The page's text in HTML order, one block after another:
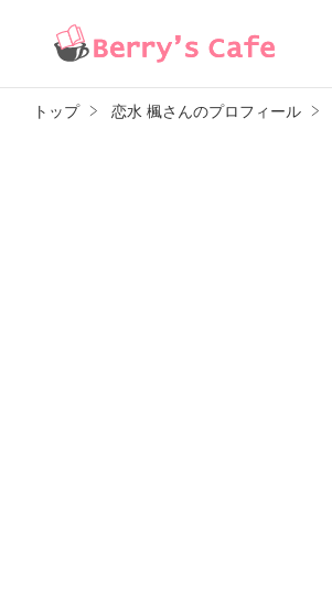
トップ 恋水 楓さんのプロフィール